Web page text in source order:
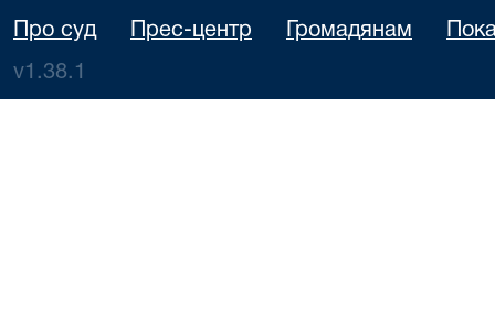
Про суд Прес-центр Громадянам
v1.38.1